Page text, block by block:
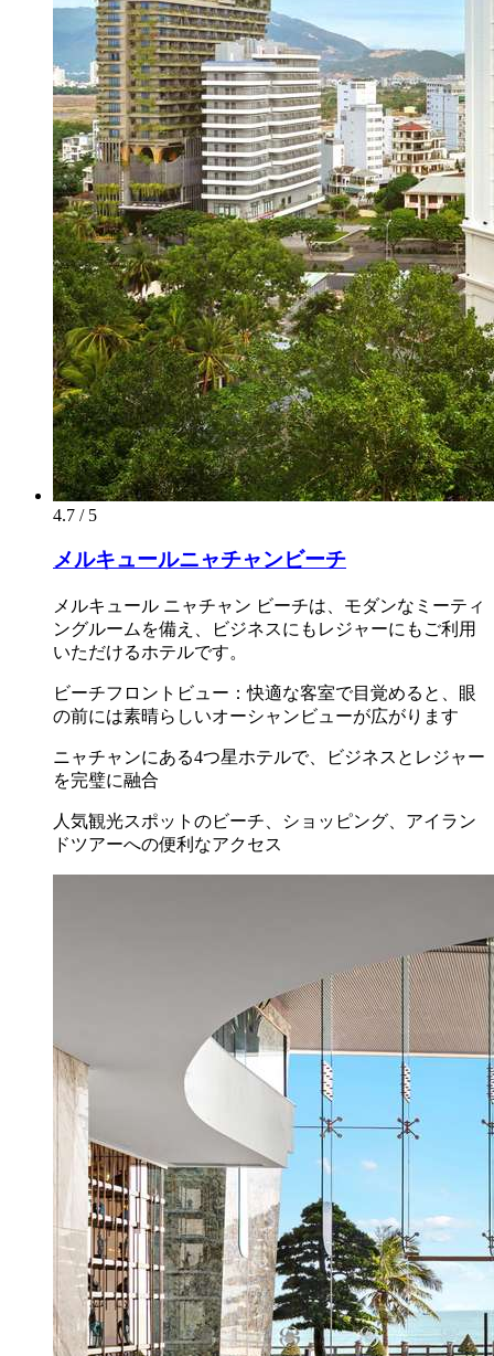
4.7 / 5
メルキュールニャチャンビーチ
メルキュール ニャチャン ビーチは、モダンなミーティ
ングルームを備え、ビジネスにもレジャーにもご利用
いただけるホテルです。
ビーチフロントビュー：快適な客室で目覚めると、眼
の前には素晴らしいオーシャンビューが広がります
ニャチャンにある4つ星ホテルで、ビジネスとレジャー
を完璧に融合
人気観光スポットのビーチ、ショッピング、アイラン
ドツアーへの便利なアクセス